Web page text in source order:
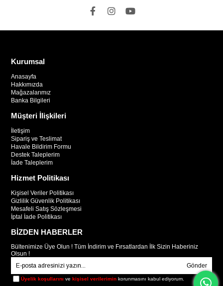
Kurumsal
Anasayfa
Hakkımızda
Mağazalarımız
Banka Bilgileri
Müşteri İlişkileri
İletişim
Sipariş ve Teslimat
Havale Bildirim Formu
Destek Taleplerim
İade Taleplerim
Hizmet Politikası
Kişisel Veriler Politikası
Gizlilik Güvenlik Politikası
Mesafeli Satış Sözleşmesi
İptal İade Politikası
BİZDEN HABERLER
Bültenimize Üye Olun ! Tüm İndirim ve Fırsatlardan İlk Sizin Haberiniz
Olsun !
Gönder
Üyelik koşullarını vekişisel verilerimin korunmasını kabul ediyorum.